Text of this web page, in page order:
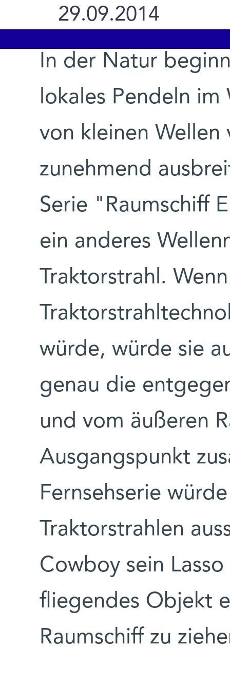
29.09.2014
In der Natur
lokales Pendeln im
von kleinen
zunehmend
Serie "Raumschiff
ein anderes
Traktorstrahl.
würde, würde sie
genau die
und vom äußeren
Ausgangspunkt
Fernsehserie
Traktorstrahlen
Cowboy sein
fliegendes Objekt
Raumschiff zu